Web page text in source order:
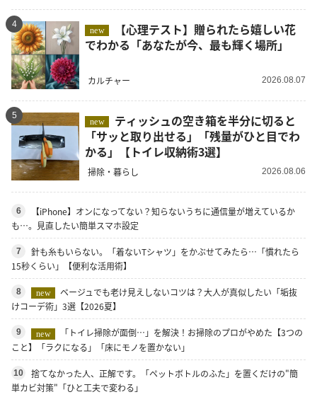
4
new
でわかる「あなたが今、最も輝く場所」
カルチャー 2026.08.07
5
new
「サッと取り出せる」「残量がひと目でわ
かる」【トイレ収納術3選】
掃除・暮らし 2026.08.06
6
【iPhone】オンになってない？知らないうちに通信量が増えているか
も…。見直したい簡単スマホ設定
7
針も糸もいらない。「着ないTシャツ」をかぶせてみたら…「慣れたら
15秒くらい」【便利な活用術】
8 new
ベージュでも老け見えしないコツは？大人が真似したい「垢抜
けコーデ術」3選【2026夏】
9 new
「トイレ掃除が面倒…」を解決！お掃除のプロがやめた【3つの
こと】「ラクになる」「床にモノを置かない」
10
捨てなかった人、正解です。「ペットボトルのふた」を置くだけの"簡
単カビ対策"「ひと工夫で変わる」